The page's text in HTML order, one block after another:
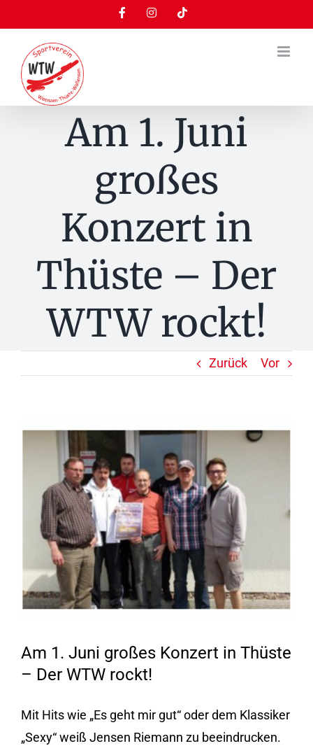
Inhalt
springen
FacebookInstagramTiktok
Am 1. Juni
großes
Konzert in
Thüste – Der
WTW rockt!
Zurück Vor
Zeige
grösseres
Am 1. Juni großes Konzert in Thüste
– Der WTW rockt!
Mit Hits wie „Es geht mir gut“ oder dem Klassiker
„Sexy“ weiß Jensen Riemann zu beeindrucken.